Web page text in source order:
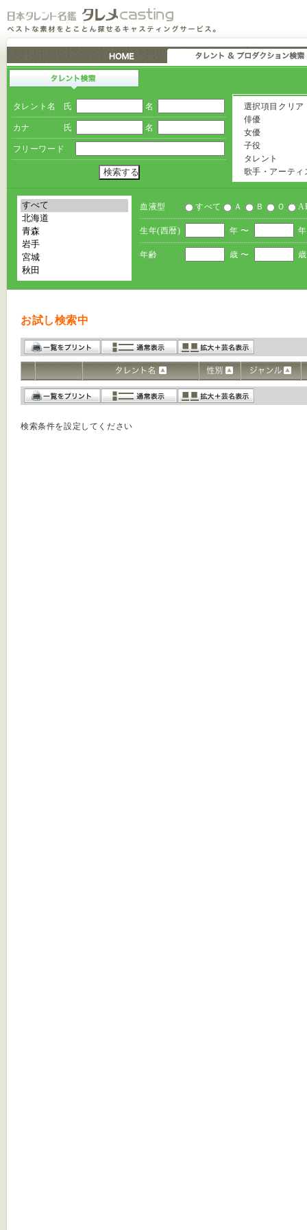
タレント名 氏 名
カナ 氏 名
フリーワード
選択項目クリア
俳優
女優
子役
タレント
歌手・アーティ
血液型 すべて Ａ Ｂ Ｏ
生年(西暦) 年 〜
年齢 歳 〜 歳
お試し検索中
検索条件を設定してください